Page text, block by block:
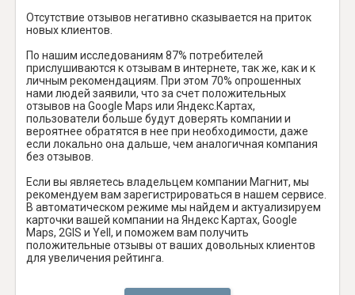
Отсутствие отзывов негативно сказывается на приток
новых клиентов.
По нашим исследованиям 87% потребителей
прислушиваются к отзывам в интернете, так же, как и к
личным рекомендациям. При этом 70% опрошенных
нами людей заявили, что за счет положительных
отзывов на Google Maps или Яндекс.Картах,
пользователи больше будут доверять компании и
вероятнее обратятся в нее при необходимости, даже
если локально она дальше, чем аналогичная компания
без отзывов.
Если вы являетесь владельцем компании Магнит, мы
рекомендуем вам зарегистрироваться в нашем сервисе.
В автоматическом режиме мы найдем и актуализируем
карточки вашей компании на Яндекс Картах, Google
Maps, 2GIS и Yell, и поможем вам получить
положительные отзывы от ваших довольных клиентов
для увеличения рейтинга.